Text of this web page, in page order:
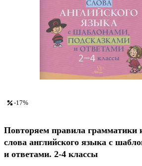
-17%
Повторяем правила грамматики
слова английского языка с
и ответами. 2-4 классы